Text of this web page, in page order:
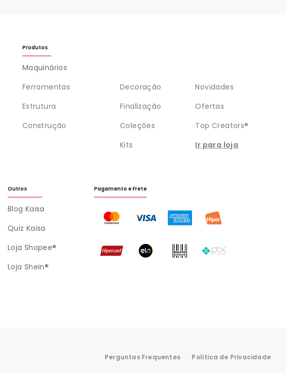
Produtos
Maquinários
Ferramentas
Estrutura
Construção
Decoração
Finalização
Coleções
Kits
Novidades
Ofertas
Top Creators®
Ir para loja
Outros
Blog Kaisa
Quiz Kaisa
Loja Shopee®
Loja Shein®
Pagamento e Frete
Perguntas Frequentes Política de Privacidade